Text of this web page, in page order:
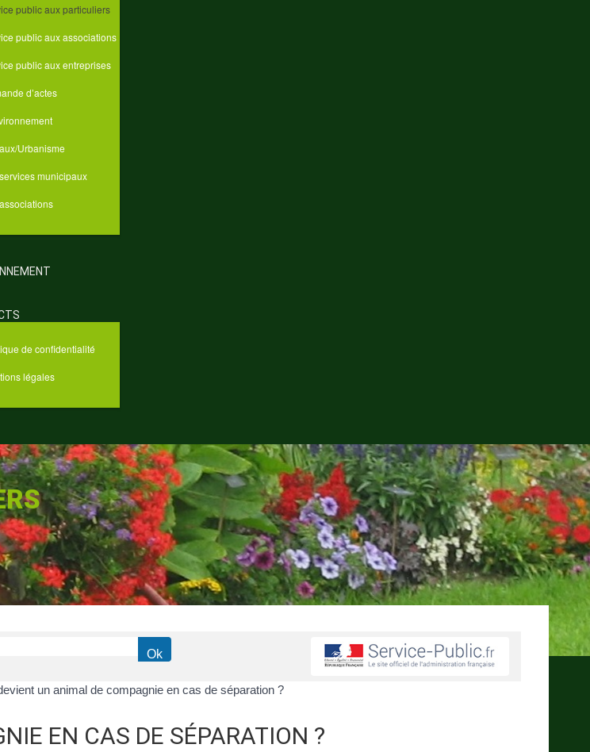
public aux particuliers
public aux associations
public aux entreprises
d’actes
Urbanisme
municipaux
de confidentialité
légales
un animal de compagnie en cas de séparation ?
EN CAS DE SÉPARATION ?